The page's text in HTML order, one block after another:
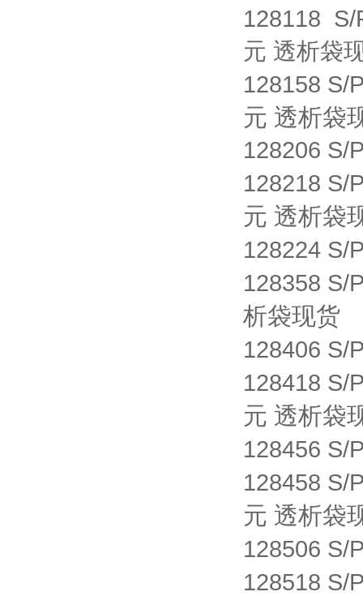
128118 S/
元 透析袋
128158 S/
元 透析袋
128206 S/
128218 S/
元 透析袋
128224 S/
128358 S/
析袋现货
128406 S/
128418 S/
元 透析袋
128456 S/
128458 S/
元 透析袋
128506 S/
128518 S/